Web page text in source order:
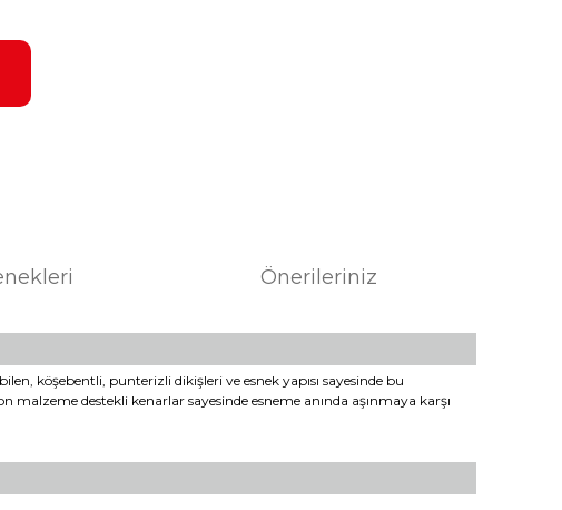
Önerileriniz
köşebentli, punterizli dikişleri ve esnek yapısı sayesinde bu
malzeme destekli kenarlar sayesinde esneme anında aşınmaya karşı